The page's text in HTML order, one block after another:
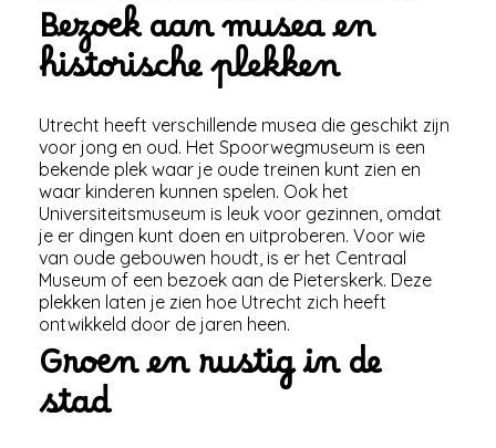
Bezoek aan musea en
historische plekken
Utrecht heeft verschillende musea die geschikt zijn
voor jong en oud. Het Spoorwegmuseum is een
bekende plek waar je oude treinen kunt zien en
waar kinderen kunnen spelen. Ook het
Universiteitsmuseum is leuk voor gezinnen, omdat
je er dingen kunt doen en uitproberen. Voor wie
van oude gebouwen houdt, is er het Centraal
Museum of een bezoek aan de Pieterskerk. Deze
plekken laten je zien hoe Utrecht zich heeft
ontwikkeld door de jaren heen.
Groen en rustig in de
stad